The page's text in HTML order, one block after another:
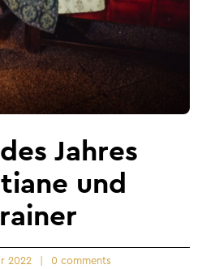
Jahres
und
2022 0 comments